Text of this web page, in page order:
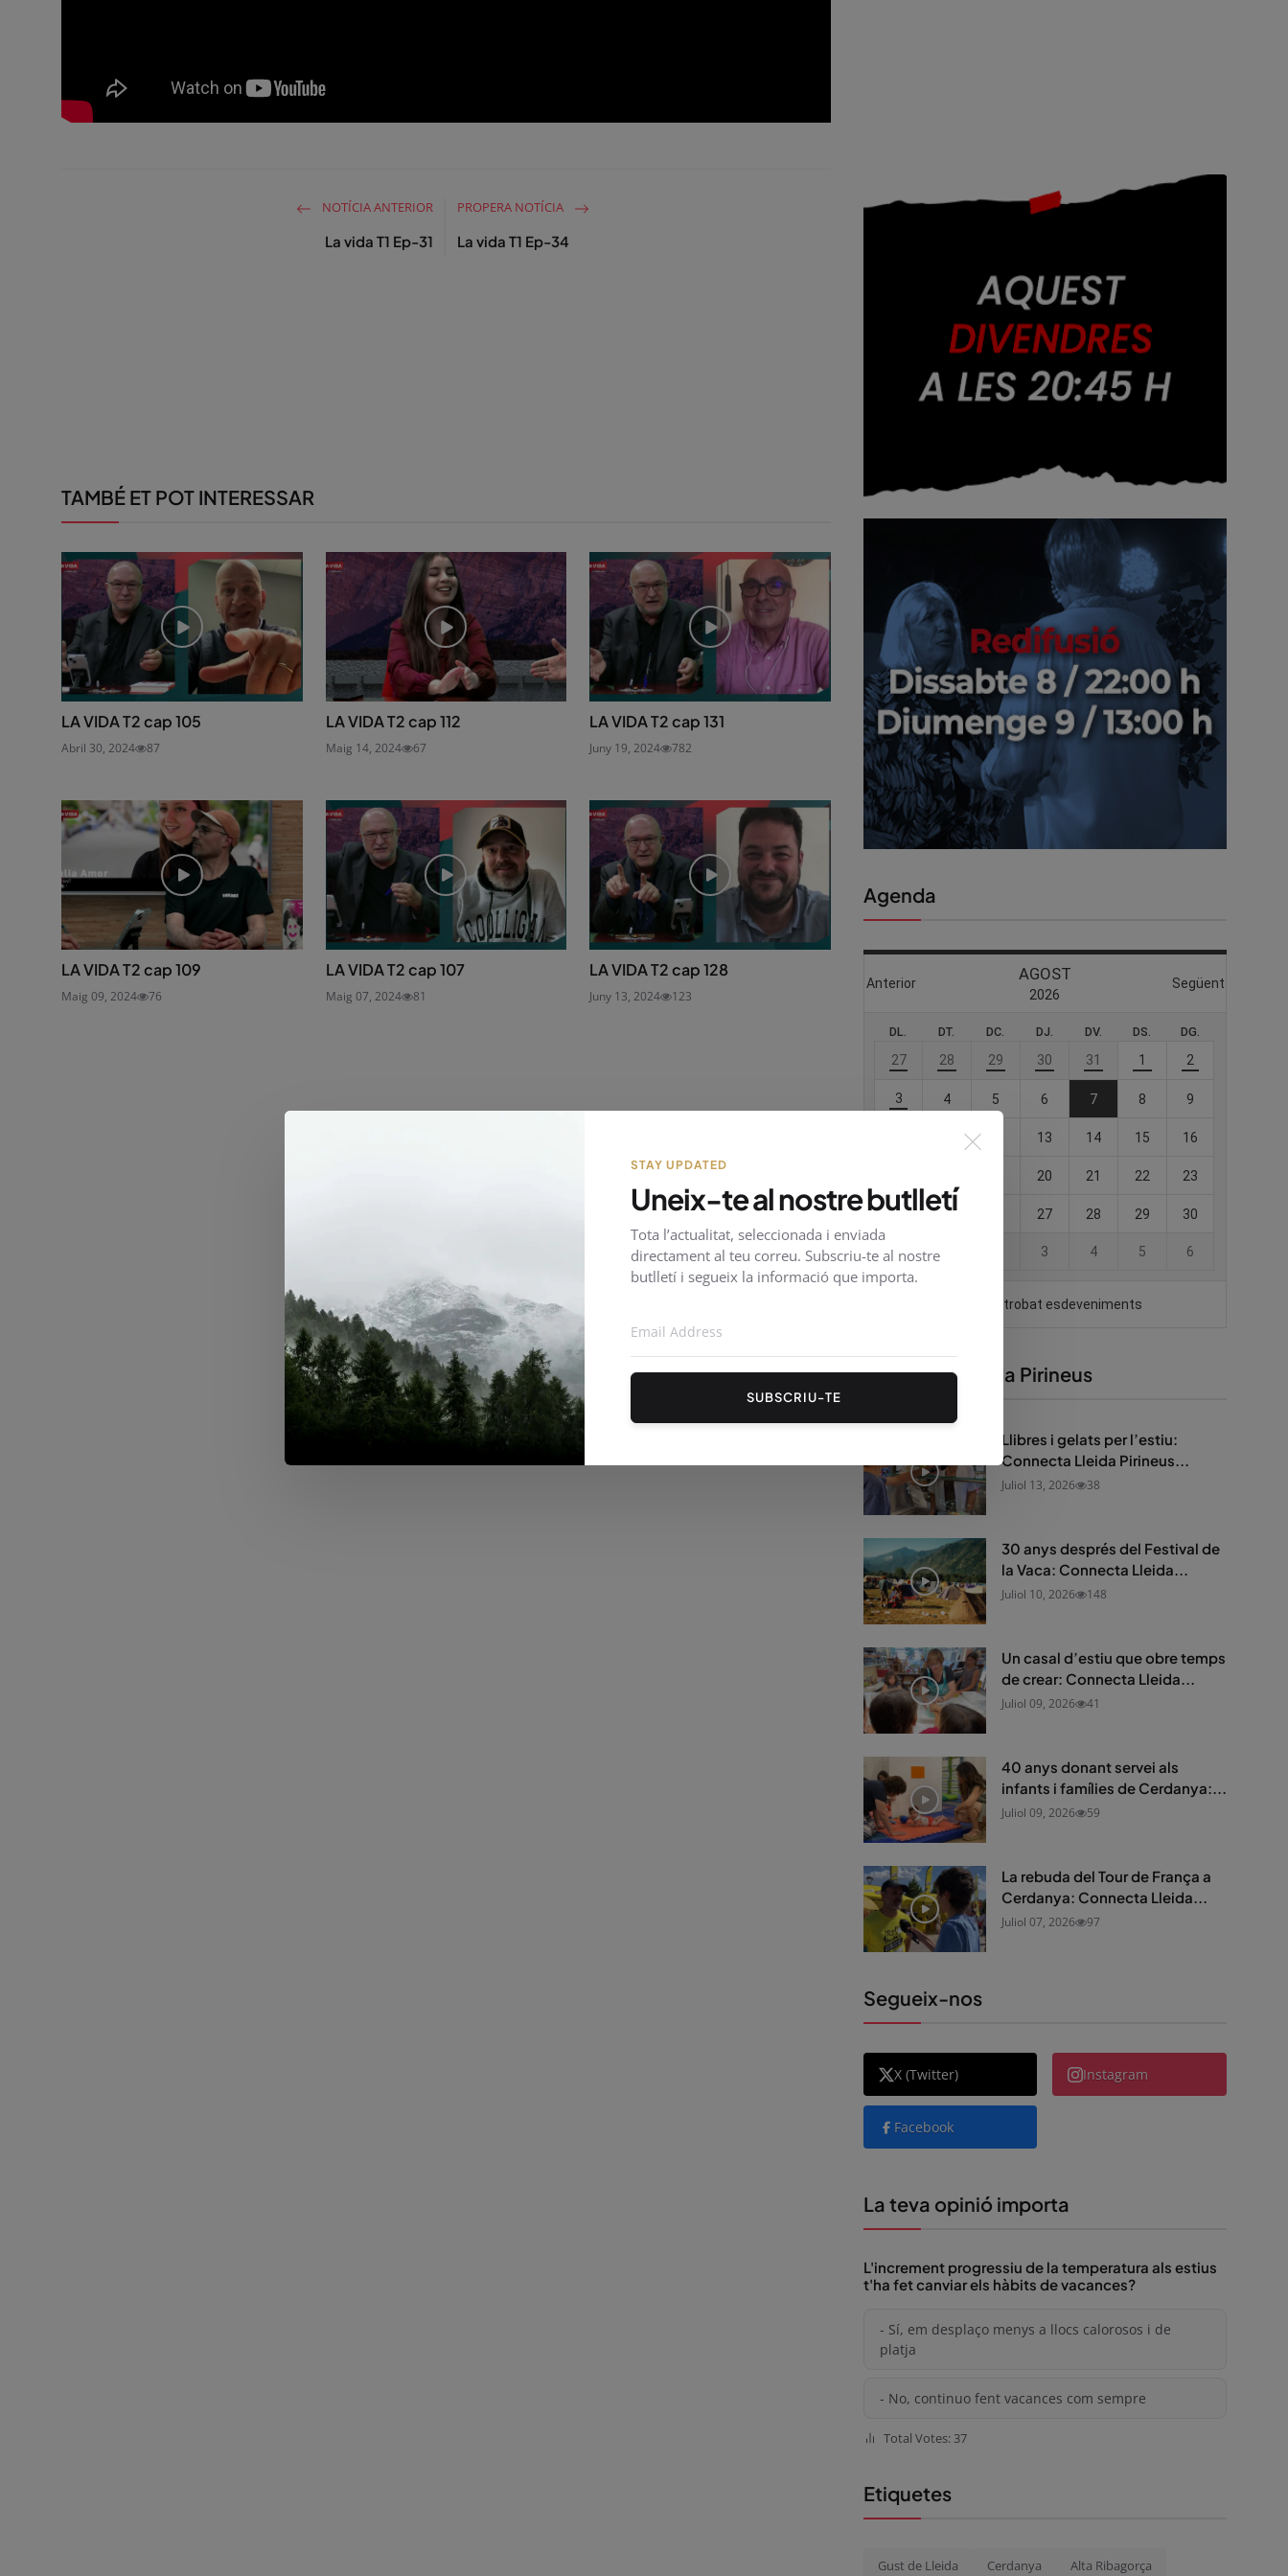
NOTÍCIA ANTERIOR
La vida T1 Ep-31
PROPERA NOTÍCIA
La vida T1 Ep-34
TAMBÉ ET POT INTERESSAR
LA VIDA T2 cap 105
Abril 30, 2024 87
LA VIDA T2 cap 112
Maig 14, 2024 67
LA VIDA T2 cap 131
Juny 19, 2024 782
LA VIDA T2 cap 109
Maig 09, 2024 76
LA VIDA T2 cap 107
Maig 07, 2024 81
LA VIDA T2 cap 128
Juny 13, 2024 123
Agenda
Connecta Lleida Pirineus
Llibres i gelats per l’estiu:
Connecta Lleida Pirineus...
Juliol 13, 2026 38
30 anys després del Festival de
la Vaca: Connecta Lleida...
Juliol 10, 2026 148
Un casal d’estiu que obre temps
de crear: Connecta Lleida...
Juliol 09, 2026 41
40 anys donant servei als
infants i famílies de Cerdanya:...
Juliol 09, 2026 59
La rebuda del Tour de França a
Cerdanya: Connecta Lleida...
Juliol 07, 2026 97
Segueix-nos
X (Twitter) Instagram
Facebook
La teva opinió importa
L'increment progressiu de la temperatura als estius
t'ha fet canviar els hàbits de vacances?
- Sí, em desplaço menys a llocs calorosos i de
platja
- No, continuo fent vacances com sempre
Total Votes: 37
Etiquetes
Gust de Lleida Cerdanya Alta Ribagorça
STAY UPDATED
Uneix-te al nostre butlletí
Tota l’actualitat, seleccionada i enviada
directament al teu correu. Subscriu-te al nostre
butlletí i segueix la informació que importa.
SUBSCRIU-TE